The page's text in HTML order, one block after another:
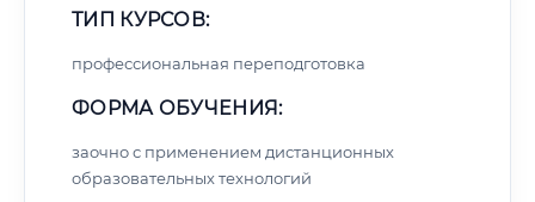
ТИП КУРСОВ:
профессиональная переподготовка
ФОРМА ОБУЧЕНИЯ:
заочно с применением дистанционных
образовательных технологий